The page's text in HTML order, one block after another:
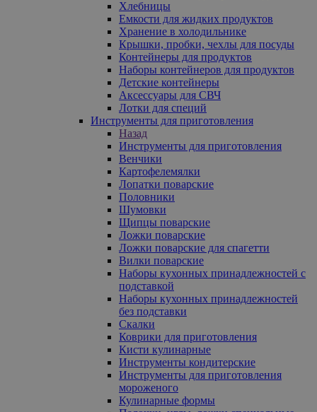
Хлебницы
Емкости для жидких продуктов
Хранение в холодильнике
Крышки, пробки, чехлы для посуды
Контейнеры для продуктов
Наборы контейнеров для продуктов
Детские контейнеры
Аксессуары для СВЧ
Лотки для специй
Инструменты для приготовления
Назад
Инструменты для приготовления
Венчики
Картофелемялки
Лопатки поварские
Половники
Шумовки
Щипцы поварские
Ложки поварские
Ложки поварские для спагетти
Вилки поварские
Наборы кухонных принадлежностей с
подставкой
Наборы кухонных принадлежностей
без подставки
Скалки
Коврики для приготовления
Кисти кулинарные
Инструменты кондитерские
Инструменты для приготовления
мороженого
Кулинарные формы